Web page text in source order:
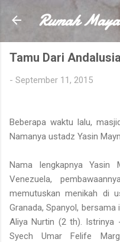
Skip to
Rumah
Tamu Dari Andalusia
- September 11, 2015
Beberapa waktu lalu,
Namanya ustadz Yasin
Nama lengkapnya Yasin
Venezuela,
memutuskan menikah di
Granada, Spanyol,
Aliya Nurtin (2 th). Istrinya
Syech Umar Felife